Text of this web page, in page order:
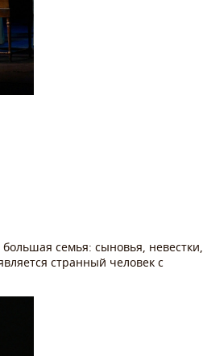
семья: сыновья, невестки,
странный человек с